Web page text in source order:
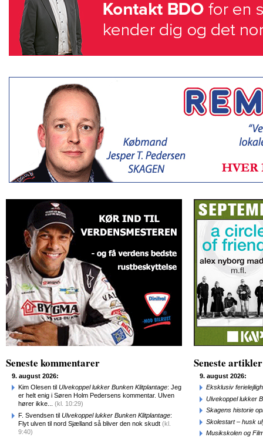
Seneste kommentarer
9. august 2026:
Kim Olesen til Ulvekoppel lukker Bunken Klitplantage: Jeg
er helt enig i Søren Holm Pedersens kommentar. Ulven
hører ikke... (kl. 10:29)
F. Svendsen til Ulvekoppel lukker Bunken Klitplantage:
Flyt ulven til nord Sjælland så bliver den nok skudt (kl.
9:40)
Seneste artikler
9. august 2026:
Eksklusiv
Ulvekoppel lukker
Skagens historie
Skolestart – husk
Musikskolen og